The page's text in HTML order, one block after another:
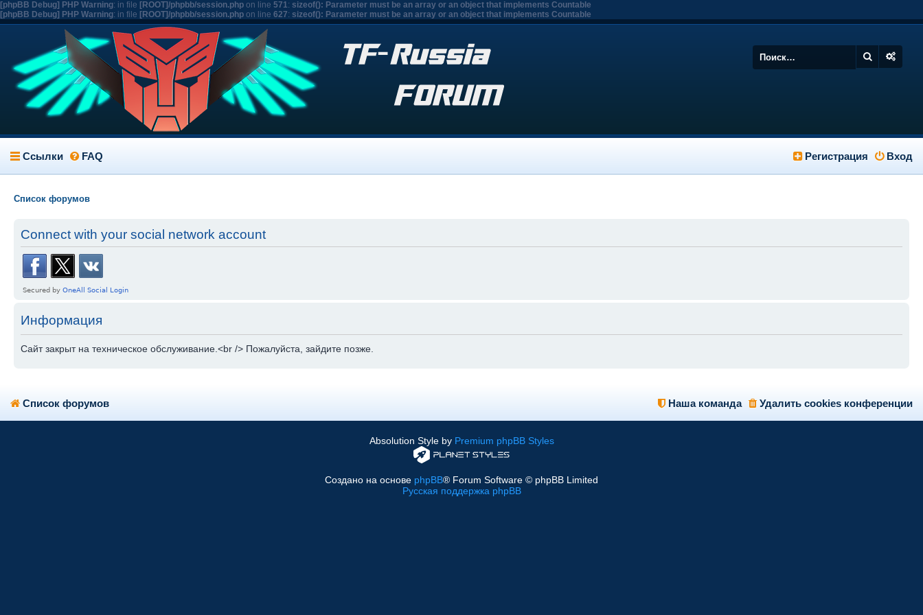
[phpBB Debug] PHP Warning: in file [ROOT]/phpbb/session.php on line 571: sizeof(): Parameter must be an array or an object that implements Countable
[phpBB Debug] PHP Warning: in file [ROOT]/phpbb/session.php on line 627: sizeof(): Parameter must be an array or an object that implements Countable
Ссылки FAQ Вход
Регистрация
Список форумов
Connect with your social network account
Информация
Сайт закрыт на техническое обслуживание.<br /> Пожалуйста, зайдите позже.
Список форумов Удалить cookies конференции
Наша команда
Absolution Style by Premium phpBB Styles
Создано на основе phpBB® Forum Software © phpBB Limited
Русская поддержка phpBB